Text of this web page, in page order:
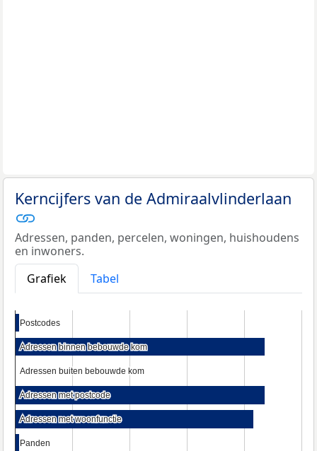
Kerncijfers van de Admiraalvlinderlaan
Adressen, panden, percelen, woningen, huishoudens
en inwoners.
Grafiek
Tabel
Postcodes
Postcodes
Adressen binnen bebouwde kom
Adressen binnen bebouwde kom
Adressen buiten bebouwde kom
Adressen buiten bebouwde kom
Adressen met postcode
Adressen met postcode
Adressen met woonfunctie
Adressen met woonfunctie
Panden
Panden